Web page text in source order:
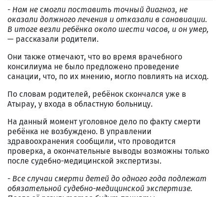
- Нам не смогли поставить точный диагноз, не
оказали должного лечения и отказали в санавиации.
В итоге везли ребёнка около шести часов, и он умер,
— рассказали родители.
Они также отмечают, что во время врачебного
консилиума не было предложено проведение
санации, что, по их мнению, могло повлиять на исход.
По словам родителей, ребёнок скончался уже в
Атырау, у входа в областную больницу.
На данный момент уголовное дело по факту смерти
ребёнка не возбуждено. В управлении
здравоохранения сообщили, что проводится
проверка, а окончательные выводы возможны только
после судебно-медицинской экспертизы.
- Все случаи смерти детей до одного года подлежат
обязательной судебно-медицинской экспертизе.